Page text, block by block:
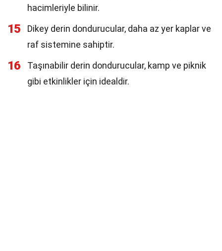
hacimleriyle bilinir.
15
Dikey derin dondurucular, daha az yer kaplar ve
raf sistemine sahiptir.
16
Taşınabilir derin dondurucular, kamp ve piknik
gibi etkinlikler için idealdir.